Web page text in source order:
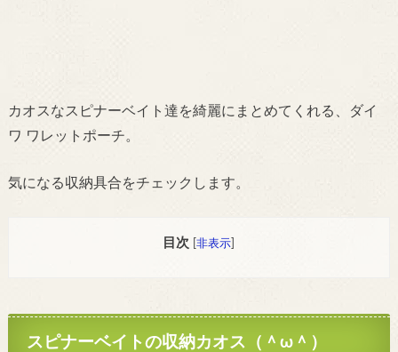
カオスなスピナーベイト達を綺麗にまとめてくれる、ダイ
ワ ワレットポーチ。
気になる収納具合をチェックします。
目次 [非表示
スピナーベイトの収納カオス（＾ω＾）